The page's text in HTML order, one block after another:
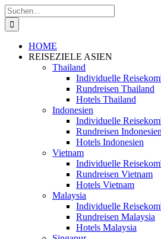
Zum
Inhalt
springen
Suche
nach:
HOME
REISEZIELE ASIEN
Thailand
Individuelle
Rundreisen Thailand
Hotels Thailand
Indonesien
Individuelle
Rundreisen Indonesien
Hotels Indonesien
Vietnam
Individuelle
Rundreisen Vietnam
Hotels Vietnam
Malaysia
Individuelle
Rundreisen Malaysia
Hotels Malaysia